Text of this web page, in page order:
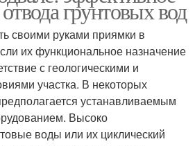
грунтовых вод
своими руками приямки в
их функциональное назначение
с геологическими и
участка. В некоторых
устанавливаемым
Высоко
воды или их циклический